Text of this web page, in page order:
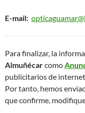
E-mail:
Para finalizar, la
Almuñécarcomo
publicitarios de
Por tanto, hemos
que confirme,